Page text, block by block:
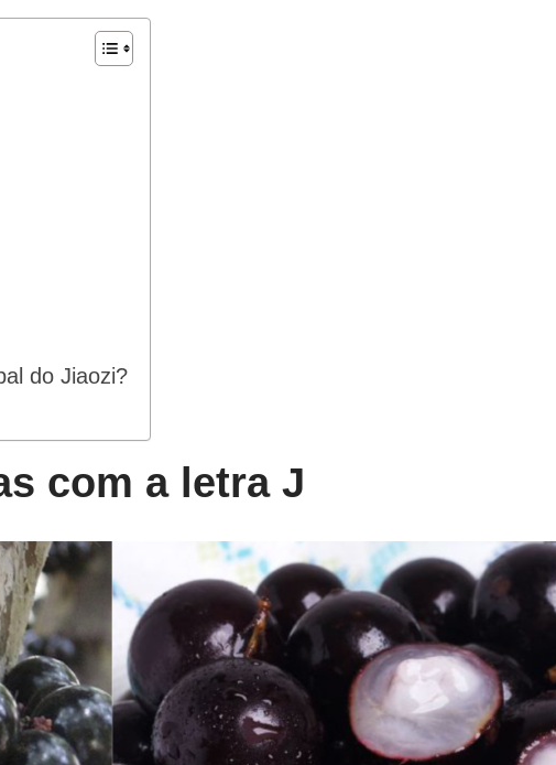
do Jiaozi?
com a letra J